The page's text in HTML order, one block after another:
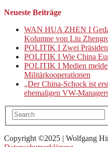
Neueste Beiträge
WAN HUA ZHEN I
Kolumne von Liu
POLITIK I Zwei
POLITIK I Wie China
POLITIK I Medien
Militärkooperationen
„Der China-Schock ist
ehemaligen VW-
Copyright ©2025 | Wolfgang